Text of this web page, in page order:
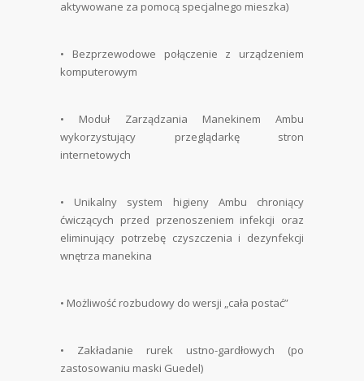
aktywowane za pomocą specjalnego mieszka)
•
Bezprzewodowe połączenie z urządzeniem
komputerowym
•
Moduł Zarządzania Manekinem Ambu
wykorzystujący przeglądarkę stron
internetowych
•
Unikalny system higieny Ambu chroniący
ćwiczących przed przenoszeniem infekcji oraz
eliminujący potrzebę czyszczenia i dezynfekcji
wnętrza manekina
• Możliwość rozbudowy do wersji „cała postać”
•
Zakładanie rurek ustno-gardłowych (po
zastosowaniu maski Guedel)